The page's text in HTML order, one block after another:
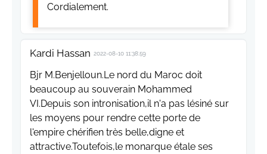
Cordialement.
Kardi Hassan 2022-08-10 11:38:59
Bjr M.Benjelloun.Le nord du Maroc doit
beaucoup au souverain Mohammed
VI.Depuis son intronisation,il n'a pas lésiné sur
les moyens pour rendre cette porte de
l'empire chérifien très belle,digne et
attractive.Toutefois,le monarque étale ses